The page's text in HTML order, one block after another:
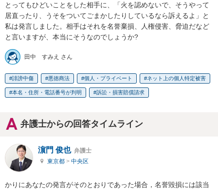
とってもひどいことをした相手に、「火を認めないで、そうやって
居直ったり、うそをついてごまかしたりしているなら訴えるよ」と
私は発言しました。相手はそれを名誉棄損、人権侵害、脅迫だなど
と言いますが、本当にそうなのでしょうか?
田中 すみえ さん
誹謗中傷 悪徳商法 個人・プライベート ネット上の個人特定被害
本名・住所・電話番号が判明 訴訟・損害賠償請求
弁護士からの回答タイムライン
濵門 俊也 弁護士
東京都 > 中央区
かりにあなたの発言がそのとおりであった場合，名誉毀損には該当